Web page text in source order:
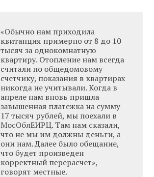
«Обычно нам приходила
квитанция примерно от 8 до 10
тысяч за однокомнатную
квартиру. Отопление нам всегда
считали по общедомовому
счетчику, показания в квартирах
никогда не учитывали. Когда в
апреле нам вновь пришла
завышенная платежка на сумму
17 тысяч рублей, мы поехали в
МосОблЕИРЦ. Там нам сказали,
что не мы им должны деньги, а
они нам. Далее было обещание,
что будет произведен
корректный перерасчет», —
говорят местные.